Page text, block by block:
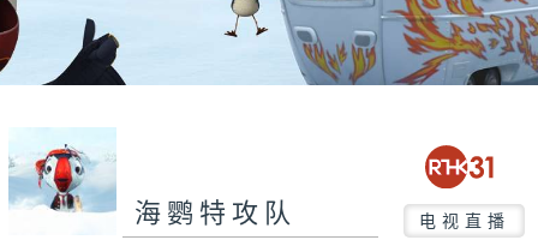
海鹦特攻队 电视直播